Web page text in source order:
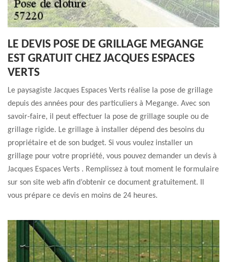
LE DEVIS POSE DE GRILLAGE MEGANGE
EST GRATUIT CHEZ JACQUES ESPACES
VERTS
Le paysagiste Jacques Espaces Verts réalise la pose de grillage
depuis des années pour des particuliers à Megange. Avec son
savoir-faire, il peut effectuer la pose de grillage souple ou de
grillage rigide. Le grillage à installer dépend des besoins du
propriétaire et de son budget. Si vous voulez installer un
grillage pour votre propriété, vous pouvez demander un devis à
Jacques Espaces Verts . Remplissez à tout moment le formulaire
sur son site web afin d’obtenir ce document gratuitement. Il
vous prépare ce devis en moins de 24 heures.